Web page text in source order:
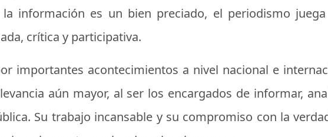
información es un bien preciado, el periodismo
crítica y participativa.
importantes acontecimientos a nivel nacional e
aún mayor, al ser los encargados de informar,
Su trabajo incansable y su compromiso con la